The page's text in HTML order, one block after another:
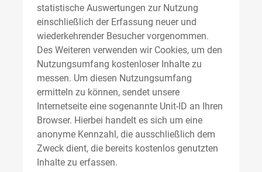
statistische Auswertungen zur Nutzung
einschließlich der Erfassung neuer und
wiederkehrender Besucher vorgenommen.
Des Weiteren verwenden wir Cookies, um den
Nutzungsumfang kostenloser Inhalte zu
messen. Um diesen Nutzungsumfang
ermitteln zu können, sendet unsere
Internetseite eine sogenannte Unit-ID an Ihren
Browser. Hierbei handelt es sich um eine
anonyme Kennzahl, die ausschließlich dem
Zweck dient, die bereits kostenlos genutzten
Inhalte zu erfassen.